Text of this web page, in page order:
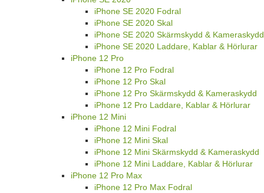
iPhone SE 2020 Fodral
iPhone SE 2020 Skal
iPhone SE 2020 Skärmskydd & Kameraskydd
iPhone SE 2020 Laddare, Kablar & Hörlurar
iPhone 12 Pro
iPhone 12 Pro Fodral
iPhone 12 Pro Skal
iPhone 12 Pro Skärmskydd & Kameraskydd
iPhone 12 Pro Laddare, Kablar & Hörlurar
iPhone 12 Mini
iPhone 12 Mini Fodral
iPhone 12 Mini Skal
iPhone 12 Mini Skärmskydd & Kameraskydd
iPhone 12 Mini Laddare, Kablar & Hörlurar
iPhone 12 Pro Max
iPhone 12 Pro Max Fodral